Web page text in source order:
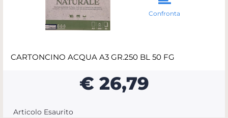
Confronta
CARTONCINO ACQUA A3 GR.250 BL 50 FG
€ 26,79
Articolo Esaurito